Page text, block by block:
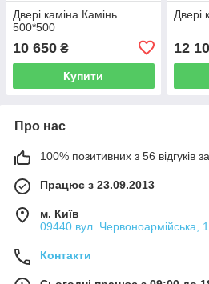
Двері каміна Камінь
500*500
10 650 ₴
Купити
Двері
12
Про нас
100% позитивних з 56 відгуків
Працює з 23.09.2013
м. Київ
09440 вул. Червоноармійська,
Контакти